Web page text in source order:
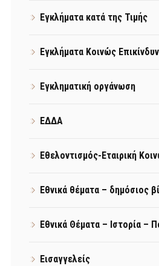
Εγκλήματα κατά της Τιμής
Εγκλήματα Κοινώς
Εγκληματική οργάνωση
ΕΔΔΑ
Εθελοντισμός-Εταιρική
Εθνικά θέματα – δημόσιος
Εθνικά Θέματα – Ιστορία –
Εισαγγελείς